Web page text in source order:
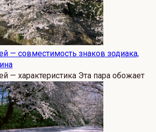
— совместимость знаков зодиака,
— характеристика Эта пара обожает